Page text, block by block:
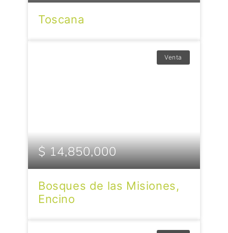
Toscana
Venta
$ 14,850,000
Bosques de las Misiones,
Encino